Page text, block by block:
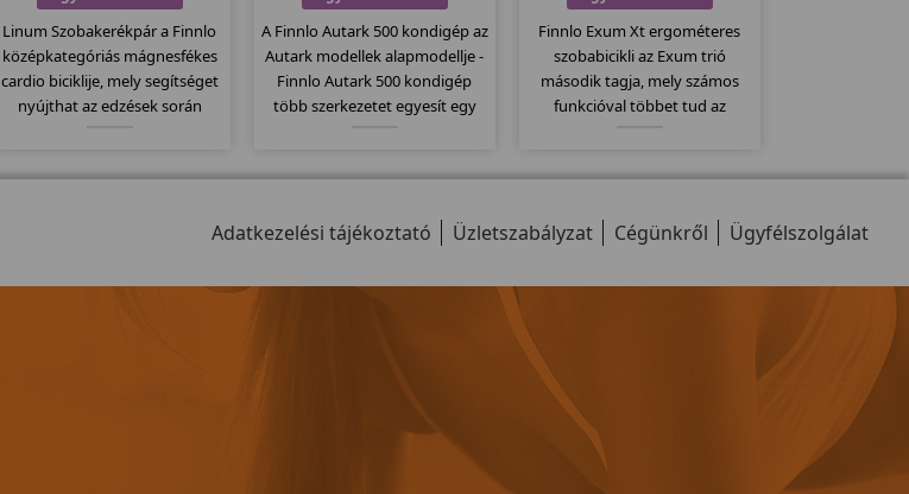
Linum Szobakerékpár a Finnlo
középkategóriás mágnesfékes
cardio biciklije, mely segítséget
nyújthat az edzések során
típusnál már lényegesen
A Finnlo Autark 500 kondigép az
Autark modellek alapmodellje -
Finnlo Autark 500 kondigép
több szerkezetet egyesít egy
húzódzkodás, pillangó,
Finnlo Exum Xt ergométeres
szobabicikli az Exum trió
második tagja, mely számos
funkcióval többet tud az
ezáltal szintén 150kg-os
Adatkezelési tájékoztató Üzletszabályzat Cégünkről Ügyfélszolgálat